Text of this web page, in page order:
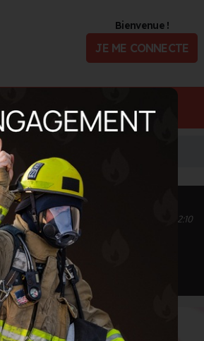
Bienvenue !
JE ME CONNECTE
Offres d'Emploi
Inscrit depuis le 16/09/2020 à 21:17
Informations mises à jour le 05/11/2020 à 12:10